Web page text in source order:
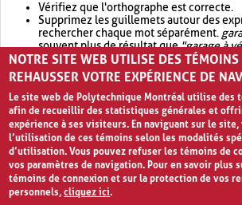
Vérifiez que l'orthographe est correcte.
Supprimez les guillemets autour des
rechercher chaque mot séparément.
souvent plus de résultat que"garage à
Envisagez d'élargir votre recherche avec
retournera souvent plus de résultat que
NOTRE SITE WEB UTILISE DES TÉMOINS
REHAUSSER VOTRE EXPÉRIENCE DE
Le site web de Polytechnique Montréal utilise des
afin de recueillir des statistiques générales et
expérience à ses visiteurs. En naviguant sur le site,
l’utilisation de ces témoins selon les modalités
d’utilisation. Vous pouvez refuser les témoins de
vos paramètres de navigation. Pour en savoir plus
témoins de connexion et sur la protection de vos
personnels,cliquez ici.